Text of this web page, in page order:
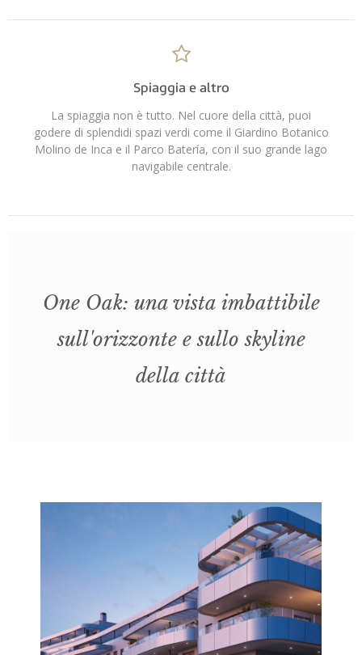
Spiaggia e altro
La spiaggia non è tutto. Nel cuore della città, puoi
godere di splendidi spazi verdi come il Giardino Botanico
Molino de Inca e il Parco Batería, con il suo grande lago
navigabile centrale.
One Oak: una vista imbattibile
sull'orizzonte e sullo skyline
della città